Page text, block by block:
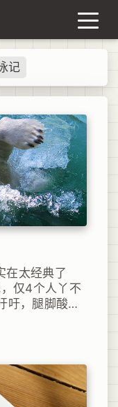
记
在太经典了
仅4个人丫不
吁，腿脚酸痛
片刻的宣泄